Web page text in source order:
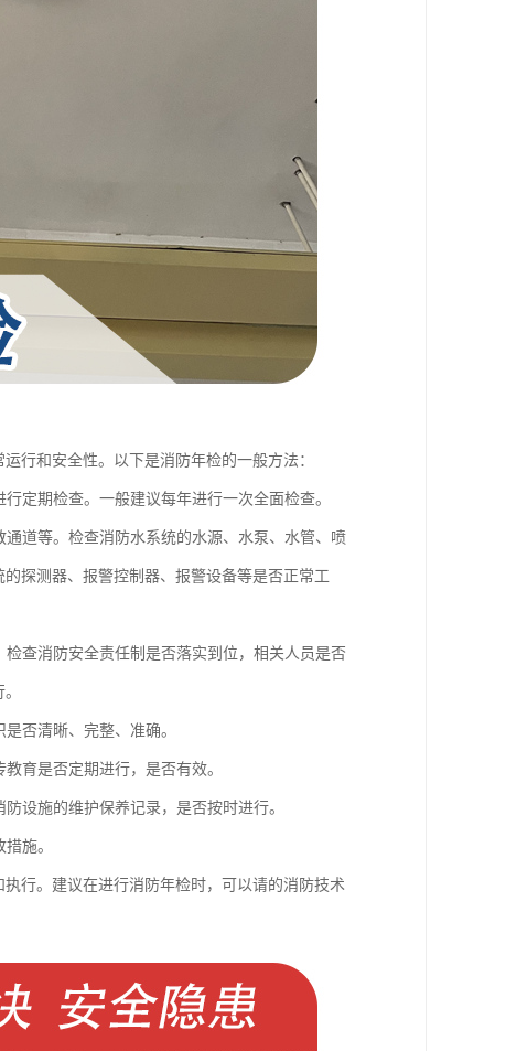
行和安全性。以下是消防年检的一般方法：
定期检查。一般建议每年进行一次全面检查。
道等。检查消防水系统的水源、水泵、水管、喷
探测器、报警控制器、报警设备等是否正常工
查消防安全责任制是否落实到位，相关人员是否
否清晰、完整、准确。
育是否定期进行，是否有效。
设施的维护保养记录，是否按时进行。
施。
行。建议在进行消防年检时，可以请的消防技术